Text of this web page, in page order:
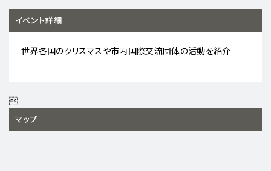
イベント詳細
世界各国のクリスマスや市内国際交流団体の活動を紹介

マップ